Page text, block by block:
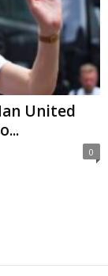
United
0